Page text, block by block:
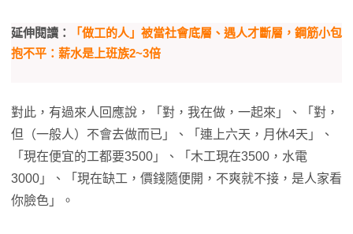
延伸閱讀：
「做工的人」被當社會底層、遇人才斷層，鋼筋小包
抱不平：薪水是上班族2~3倍
對此，有過來人回應說，「對，我在做，一起來」、「對，
但（一般人）不會去做而已」、「連上六天，月休4天」、
「現在便宜的工都要3500」、「木工現在3500，水電
3000」、「現在缺工，價錢隨便開，不爽就不接，是人家看
你臉色」。